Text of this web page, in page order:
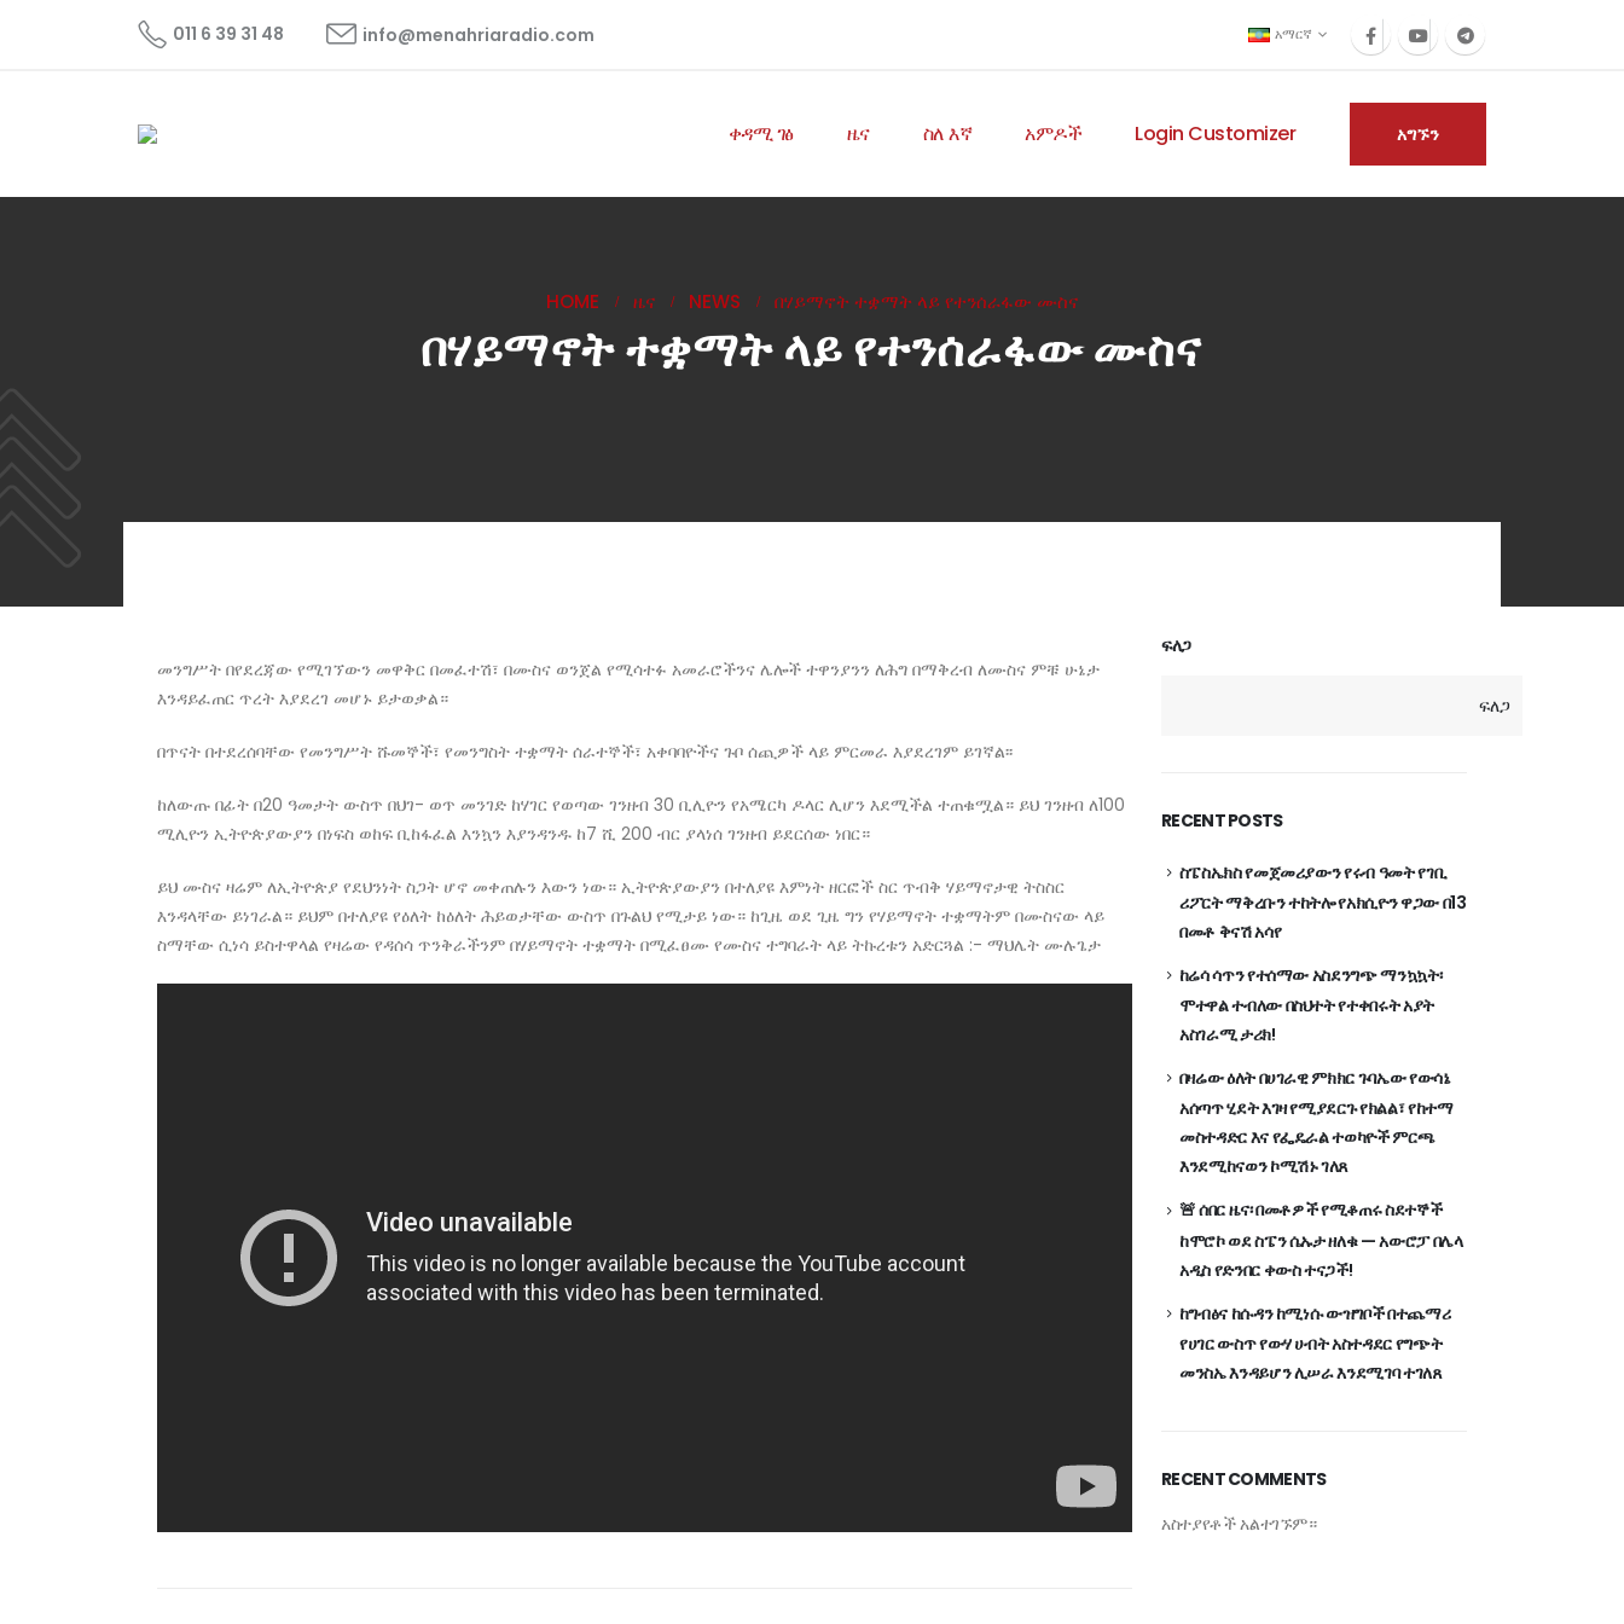
011 6 39 31 48 info@menahriaradio.com አማርኛ
ቀዳሚ ገፅ ዜና ስለ እኛ አምዶች Login Customizer አግኙን
HOME ዜና NEWS በሃይማኖት ተቋማት ላይ የተንሰራፋው ሙስና
በሃይማኖት ተቋማት ላይ የተንሰራፋው ሙስና
መንግሥት በየደረጃው የሚገኘውን መዋቅር በመፈተሽ፣ በሙስና ወንጀል የሚሳተፉ አመራሮችንና ሌሎች ተዋንያንን ለሕግ በማቅረብ ለሙስና ምቹ ሁኔታ
እንዳይፈጠር ጥረት እያደረገ መሆኑ ይታወቃል።
በጥናት በተደረሰባቸው የመንግሥት ሹመኞች፣ የመንግስት ተቋማት ሰራተኞች፣ አቀባባዮችና ጉቦ ሰጪዎች ላይ ምርመራ እያደረገም ይገኛል፡፡
ከለውጡ በፊት በ20 ዓመታት ውስጥ በህገ- ወጥ መንገድ ከሃገር የወጣው ገንዘብ 30 ቢሊዮን የአሜርካ ዶላር ሊሆን እደሚችል ተጠቁሟል። ይህ ገንዘብ ለ100
ሚሊዮን ኢትዮጵያውያን በነፍስ ወከፍ ቢከፋፈል እንኳን እያንዳንዱ ከ7 ሺ 200 ብር ያላነሰ ገንዘብ ይደርሰው ነበር።
ይህ ሙስና ዛሬም ለኢትዮጵያ የደህንነት ስጋት ሆኖ መቀጠሉን እውን ነው። ኢትዮጵያውያን በተለያዩ እምነት ዘርፎች ስር ጥብቅ ሃይማኖታዊ ትስስር
እንዳላቸው ይነገራል። ይህም በተለያዩ የዕለት ከዕለት ሕይወታቸው ውስጥ በጉልህ የሚታይ ነው። ከጊዜ ወደ ጊዜ ግን የሃይማኖት ተቋማትም በሙስናው ላይ
ስማቸው ሲነሳ ይስተዋላል የዛሬው የዳሰሳ ጥንቅራችንም በሃይማኖት ተቋማት በሚፈፀሙ የሙስና ተግባራት ላይ ትኩረቱን አድርጓል :- ማህሌት ሙሉጌታ
ፍለጋ
ፍለጋ
RECENT POSTS
ስፔስኤክስ የመጀመሪያውን የሩብ ዓመት የገቢ
ሪፖርት ማቅረቡን ተከትሎ የአክሲዮን ዋጋው በ13
በመቶ ቅናሽ አሳየ
ከሬሳ ሳጥን የተሰማው አስደንግጭ ማንኳኳት፡
ሞተዋል ተብለው በስህተት የተቀበሩት አያት
አስገራሚ ታሪክ!
በዛሬው ዕለት በሀገራዊ ምክክር ጉባኤው የውሳኔ
አሰጣጥ ሂደት እገዛ የሚያደርጉ የክልል፣ የከተማ
መስተዳድር እና የፌዴራል ተወካዮች ምርጫ
እንደሚከናወን ኮሚሽኑ ገለጸ
🚨 ሰበር ዜና፡ በመቶዎች የሚቆጠሩ ስደተኞች
ከሞሮኮ ወደ ስፔን ሴኡታ ዘለቁ — አውሮፓ በሌላ
አዲስ የድንበር ቀውስ ተናጋች!
ከግብፅና ከሱዳን ከሚነሱ ውዝግቦች በተጨማሪ
የሀገር ውስጥ የውሃ ሀብት አስተዳደር የግጭት
መንስኤ እንዳይሆን ሊሠራ እንደሚገባ ተገለጸ
RECENT COMMENTS
አስተያየቶች አልተገኙም።